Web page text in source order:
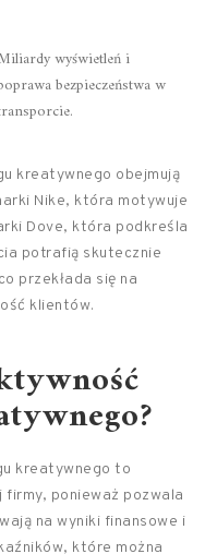
wyświetleń i
bezpieczeństwa w
kreatywnego obejmują
Nike, która motywuje
Dove, która podkreśla
potrafią skutecznie
przekłada się na
klientów.
kreatywnego to
ponieważ pozwala
na wyniki finansowe i
które można